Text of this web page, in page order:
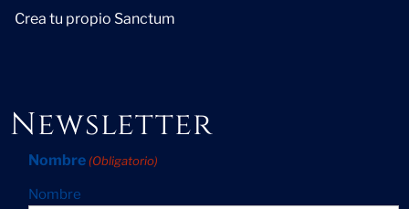
Crea tu propio Sanctum
Newsletter
Nombre (Obligatorio)
Nombre